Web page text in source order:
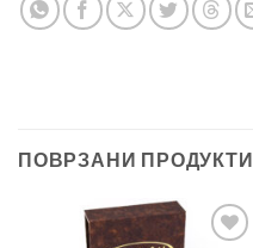
ПОВРЗАНИ ПРОДУКТИ